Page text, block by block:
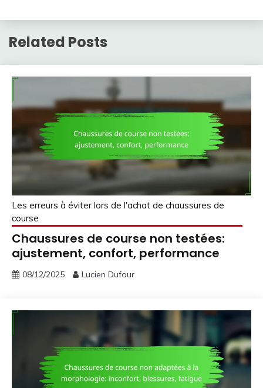
Related Posts
Les erreurs à éviter lors de l'achat de chaussures de
course
Chaussures de course non testées:
ajustement, confort, performance
08/12/2025 Lucien Dufour